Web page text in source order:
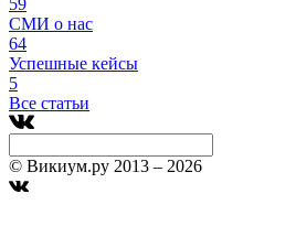
59
СМИ о нас
64
Успешные кейсы
5
Все статьи
© Викиум.ру 2013 – 2026